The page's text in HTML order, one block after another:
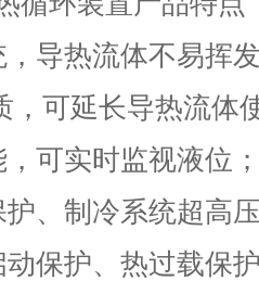
导热流体不易挥
，可延长导热流体
可实时监视液位
、制冷系统超高
保护、热过载保